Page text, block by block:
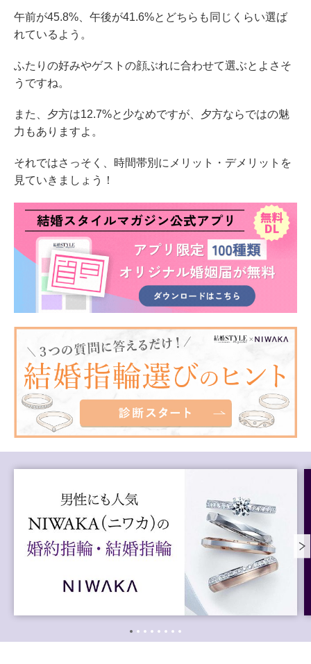
午前が45.8%、午後が41.6%とどちらも同じくらい選ば
れているよう。
ふたりの好みやゲストの顔ぶれに合わせて選ぶとよさそ
うですね。
また、夕方は12.7%と少なめですが、夕方ならではの魅
力もありますよ。
それではさっそく、時間帯別にメリット・デメリットを
見ていきましょう！